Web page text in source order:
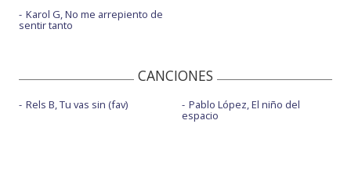
Karol G, No me arrepiento de
sentir tanto
CANCIONES
Rels B, Tu vas sin (fav) Pablo López, El niño del
espacio